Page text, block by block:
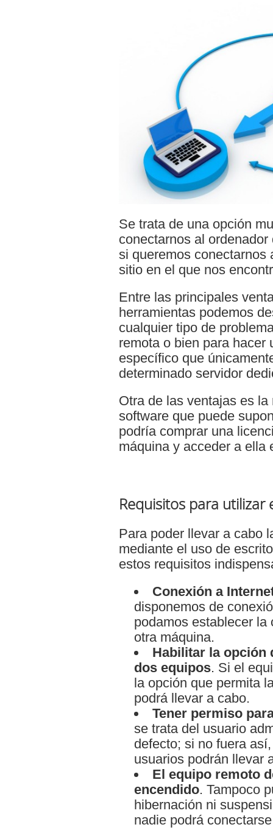
Se trata de una opción
conectarnos al
si queremos conectarnos
sitio en el que nos
Entre las principales
herramientas podemos
cualquier tipo de
remota o bien para hacer
específico que
determinado servidor
Otra de las ventajas es
software que puede
podría comprar una
máquina y acceder a ella
Requisitos para
Para poder llevar a cabo
mediante el uso de
estos requisitos
Conexión a
disponemos de
podamos establecer la
otra máquina.
Habilitar la opción
dos equipos. Si el
la opción que permita
podrá llevar a cabo.
Tener permiso
se trata del usuario
defecto; si no fuera
usuarios podrán llevar
El equipo remoto
encendido. Tampoco
hibernación ni
nadie podrá